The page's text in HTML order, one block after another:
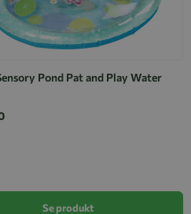
Pond Pat and Play Water
Se produkt